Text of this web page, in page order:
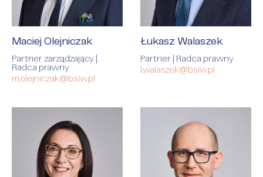
Maciej Olejniczak
Partner zarządzający |
Radca prawny
m.olejniczak@bsiw.pl
Łukasz Walaszek
Partner | Radca prawny
l.walaszek@bsiw.pl